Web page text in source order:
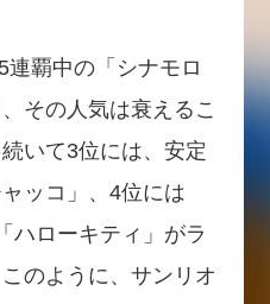
覇中の「シナモロ
その人気は衰えるこ
いて3位には、安定
ッコ」、4位には
ハローキティ」がラ
のように、サンリオ